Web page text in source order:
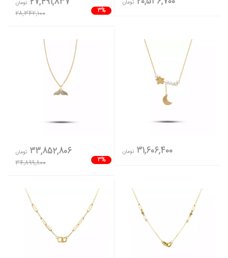
تومان
3%
تومان
28,342,100
31,606,400 تومان
3%
33,852,806 تومان
34,899,800